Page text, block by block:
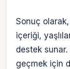
Sonuç
içeriği,
destek sunar.
geçmek için